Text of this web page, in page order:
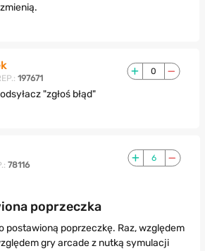
197671
0
"zgłoś błąd"
78116
6
poprzeczka
postawioną poprzeczkę. Raz, względem
gry arcade z nutką symulacji